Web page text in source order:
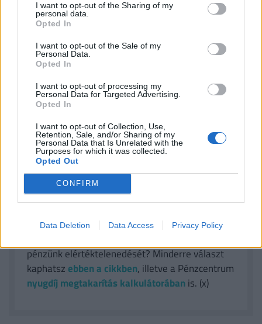
I want to opt-out of the Sharing of my
personal data.
Opted In
I want to opt-out of the Sale of my
Personal Data.
Opted In
I want to opt-out of processing my
Personal Data for Targeted Advertising.
Opted In
I want to opt-out of Collection, Use,
Retention, Sale, and/or Sharing of my
Personal Data that Is Unrelated with the
Purposes for which it was collected.
Opted Out
CONFIRM
Data Deletion Data Access Privacy Policy
Balatoni halászlevek
BÁRKINEK JÁRHAT INGYEN 8-11 MILLIÓ
FORINT, HA NYUGDÍJBA MEGY: EGYSZERŰ
IGÉNYELNI!
A magyarok körében évről-évre nagyobb
népszerűségnek örvendenek a
nyugdíjmegtakarítási lehetőségek, ezen belül is
különösen anyugdíjbiztosítás. Mivel évtizedekre
előre tekintve az állami nyugdíj értékére, de még
biztosítottságra sincsen garancia, úgy tűnik ez
időskori megélhetésük biztosításának egy
egy nyugdíjbiztosítással 65 éves korunkbanés
pénzünk elértéktelenedését? Minderre választ
kaphatsz ebben a cikkben, illetve a Pénzcentrum
nyugdíj megtakarítás kalkulátorábanis. (x)